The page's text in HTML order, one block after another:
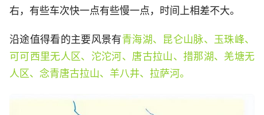
右，有些车次快一点有些慢一点，时间上相差不大。
沿途值得看的主要风景有青海湖、昆仑山脉、玉珠峰、
可可西里无人区、沱沱河、唐古拉山、措那湖、羌塘无
人区、念青唐古拉山、羊八井、拉萨河。